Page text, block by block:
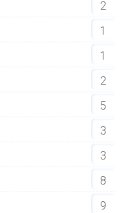
2
1
1
2
5
3
3
8
9